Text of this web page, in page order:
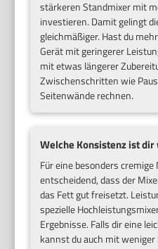
stärkeren Standmixer mit
investieren. Damit gelingt
gleichmäßiger. Hast du
Gerät mit geringerer
mit etwas längerer
Zwischenschritten wie
Seitenwände rechnen.
Welche Konsistenz ist
Für eine besonders
entscheidend, dass der
das Fett gut freisetzt.
spezielle
Ergebnisse. Falls dir eine
kannst du auch mit